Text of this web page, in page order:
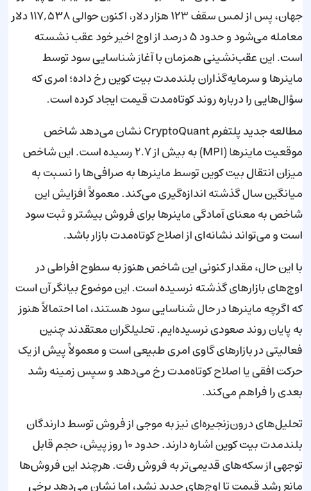
جهان، پس از لمس سقف ۱۲۳ هزار دلار، اکنون حوالی ۱۱۷,۵۳۸ دلار
معامله می‌شود و حدود ۵ درصد از اوج اخیر خود عقب نشسته
است. این عقب‌نشینی همزمان با آغاز شناسایی سود توسط
ماینرها و سرمایه‌گذاران بلندمدت بیت کوین رخ داده؛ امری که
سؤال‌هایی را درباره روند کوتاه‌مدت قیمت ایجاد کرده است.
مطالعه جدید پلتفرم CryptoQuant نشان می‌دهد شاخص
موقعیت ماینرها (MPI) به بیش از ۲.۷ رسیده است. این شاخص
میزان انتقال بیت کوین توسط ماینرها به صرافی‌ها را نسبت به
میانگین سال گذشته اندازه‌گیری می‌کند. معمولاً افزایش این
شاخص به معنای آمادگی ماینرها برای فروش بیشتر و ثبت سود
است و می‌تواند نشانه‌ای از اصلاح کوتاه‌مدت بازار باشد.
با این حال، مقدار کنونی این شاخص هنوز به سطوح افراطی در
اوج‌های بازارهای گذشته نرسیده است. این موضوع بیانگر آن است
که اگرچه ماینرها در حال شناسایی سود هستند، اما احتمالاً هنوز
به پایان روند صعودی نرسیده‌ایم. تحلیلگران معتقدند چنین
فعالیتی در بازارهای گاوی امری طبیعی است و معمولاً پیش از یک
حرکت افقی یا اصلاح کوتاه‌مدت رخ می‌دهد و سپس زمینه رشد
بعدی را فراهم می‌کند.
تحلیل‌های درون‌زنجیره‌ای نیز به موجی از فروش توسط دارندگان
بلندمدت بیت کوین اشاره دارند. حدود ۱۰ روز پیش، حجم قابل
توجهی از سکه‌های قدیمی‌تر به فروش رفت. هرچند این فروش‌ها
مانع رشد قیمت تا اوج‌های جدید نشد، اما نشان می‌دهد برخی